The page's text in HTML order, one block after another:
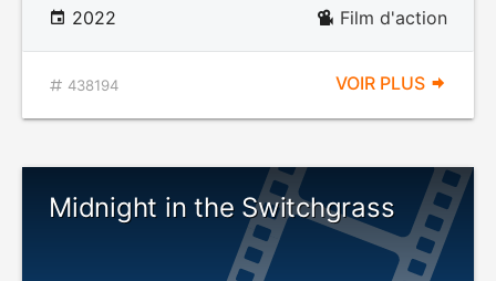
2022 Film d'action
438194 VOIR PLUS
Midnight in the Switchgrass